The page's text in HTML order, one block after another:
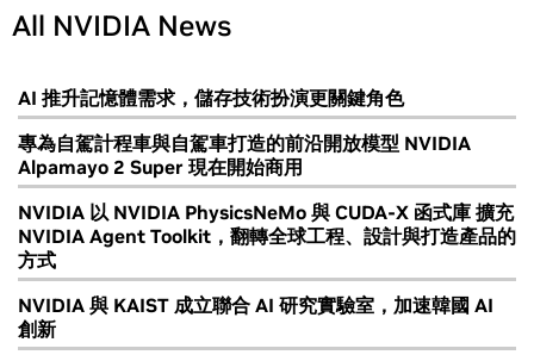
All NVIDIA News
AI 推升記憶體需求，儲存技術扮演更關鍵角色
專為自駕計程車與自駕車打造的前沿開放模型 NVIDIA
Alpamayo 2 Super 現在開始商用
NVIDIA 以 NVIDIA PhysicsNeMo 與 CUDA-X 函式庫 擴充
NVIDIA Agent Toolkit，翻轉全球工程、設計與打造產品的
方式
NVIDIA 與 KAIST 成立聯合 AI 研究實驗室，加速韓國 AI
創新